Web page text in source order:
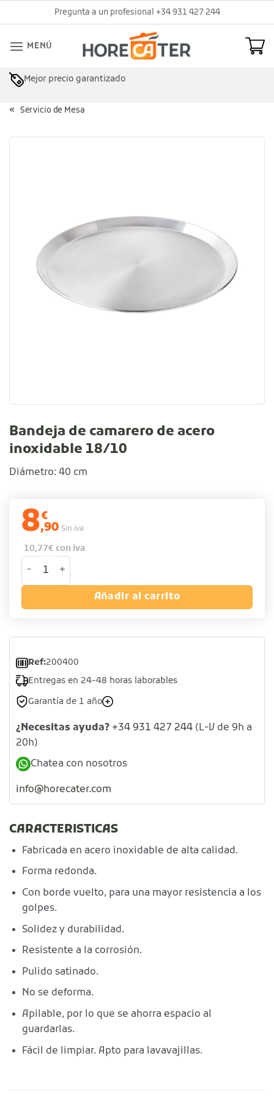
al
Pregunta a un profesional +34 931 427 244
MENÚ
Mejor precio garantizado
Servicio de Mesa
Bandeja de camarero de acero
inoxidable 18/10
Diámetro: 40 cm
8€
,90 Sin iva
10,77€ con iva
Bandeja de camarero de acero inoxidable 18/10 cantidad
Añadir al carrito
Ref:200400
Entregas en 24-48 horas laborables
Garantía de 1 año
¿Necesitas ayuda? +34 931 427 244 (L-V de 9h a
20h)
Chatea con nosotros
info@horecater.com
CARACTERISTICAS
Fabricada en acero inoxidable de alta calidad.
Forma redonda.
Con borde vuelto, para una mayor resistencia a los
golpes.
Solidez y durabilidad.
Resistente a la corrosión.
Pulido satinado.
No se deforma.
Apilable, por lo que se ahorra espacio al
guardarlas.
Fácil de limpiar. Apto para lavavajillas.